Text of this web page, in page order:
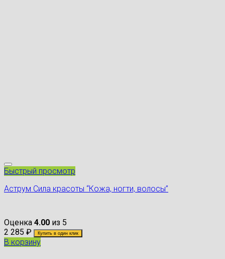
Быстрый просмотр
Аструм Сила красоты “Кожа, ногти, волосы”
Оценка 4.00 из 5
2 285 ₽ Купить в один клик
В корзину